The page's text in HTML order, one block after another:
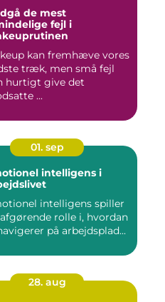
de mest
fejl i
kan fremhæve vores
træk, men små fejl
hurtigt give det
...
01. sep
intelligens i
intelligens spiller
rolle i, hvordan
på arbejdsplad...
28. aug